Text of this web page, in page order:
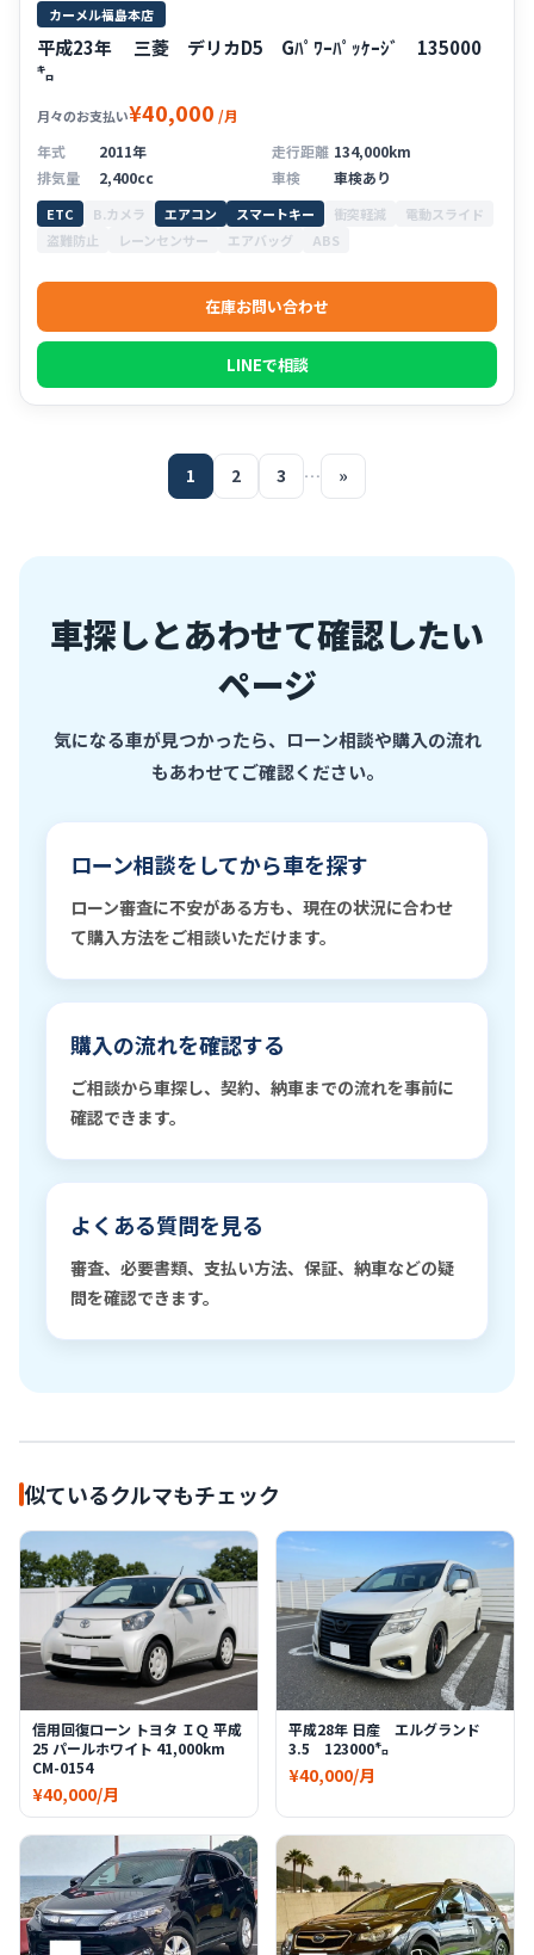
カーメル福島本店
平成23年 三菱 デリカD5 Gﾊﾟﾜｰﾊﾟｯｹｰｼﾞ 135000
㌔
月々のお支払い¥40,000 /月
年式
2011年 走行距離 134,000km
排気量
2,400cc 車検 車検あり
ETC B.カメラ エアコン スマートキー 衝突軽減
電動スライド
盗難防止
レーンセンサー エアバッグ ABS
在庫お問い合わせ
LINEで相談
1 2 3 … »
車探しとあわせて確認したい
ページ
気になる車が見つかったら、ローン相談や購入の流れ
もあわせてご確認ください。
ローン相談をしてから車を探す
ローン審査に不安がある方も、現在の状況に合わせ
て購入方法をご相談いただけます。
購入の流れを確認する
ご相談から車探し、契約、納車までの流れを事前に
確認できます。
よくある質問を見る
審査、必要書類、支払い方法、保証、納車などの疑
問を確認できます。
似ているクルマもチェック
信用回復ローン トヨタ ＩＱ 平成
25 パールホワイト 41,000km
CM-0154
¥40,000/月
平成28年 日産 エルグランド
3.5 123000㌔
¥40,000/月